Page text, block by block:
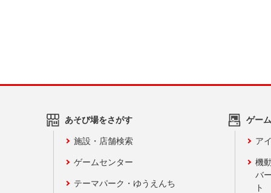
あそび場をさがす
施設・店舗検索
ゲームセンター
テーマパーク・ゆうえんち
ゲー
ア
機
バ
ト